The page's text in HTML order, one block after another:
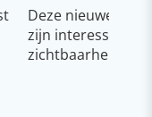
Deze nieuwe
zijn interessant
zichtbaarheid &